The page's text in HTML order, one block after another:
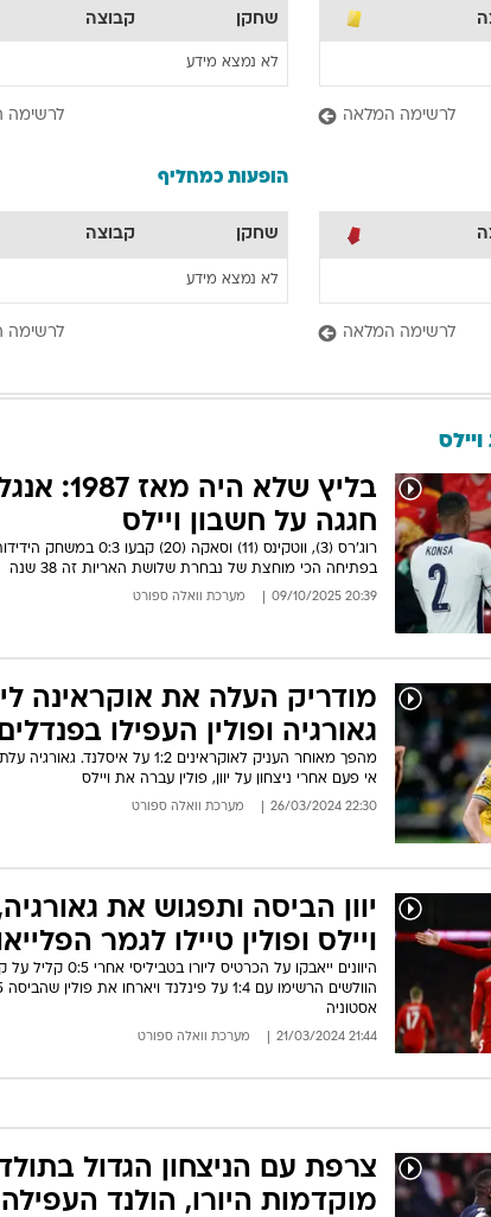
לרשימה המלאה
שחקן קבוצה
לא נמצא מידע
לרשימה
לרשימה המלאה
הופעות כמחליף
שחקן קבוצה
לא נמצא מידע
לרשימה
בליץ שלא היה מאז
חגגה על חשבון ויילס
רוג'רס (3), ווטקינס (11) וסאקה (20) קבעו
בפתיחה הכי מוחצת של נבחרת שלושת האריות זה 38 שנה
20:39 09/10/2025 מערכת וואלה ספורט
מודריק העלה את אוקראינה
גאורגיה ופולין העפילו
מהפך מאוחר העניק לאוקראינים 1:2 על איסלנד.
אי פעם אחרי ניצחון על יוון, פולין עברה את ויילס
22:30 26/03/2024 מערכת וואלה ספורט
יוון הביסה ותפגוש את
ויילס ופולין טיילו לגמר
היוונים ייאבקו על הכרטיס ליורו
אסטוניה
21:44 21/03/2024 מערכת וואלה ספורט
צרפת עם הניצחון הגדול
מוקדמות היורו, הולנד העפילה